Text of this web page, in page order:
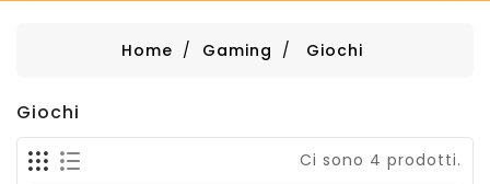
Home Gaming Giochi
Giochi
Ci sono 4 prodotti.